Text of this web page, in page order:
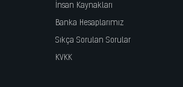
İnsan Kaynakları
Banka Hesaplarımız
Sıkça Sorulan Sorular
KVKK